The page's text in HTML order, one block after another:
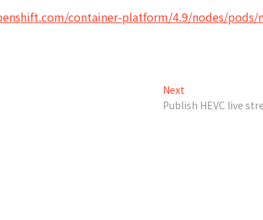
container-platform/4.9/nodes/pods/
NextNext
post:
Publish HEVC live